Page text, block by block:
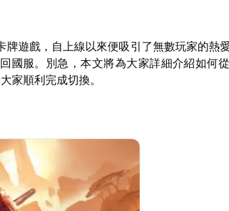
牌遊戲，自上線以來便吸引了無數玩家的熱
國服。別急，本文將為大家詳細介紹如何
家順利完成切換。